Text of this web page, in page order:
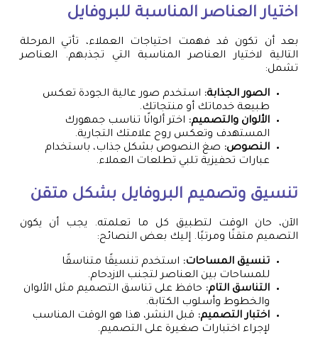
اختيار العناصر المناسبة للبروفايل
بعد أن تكون قد فهمت احتياجات العملاء، تأتي المرحلة
التالية لاختيار العناصر المناسبة التي تجذبهم. العناصر
تشمل:
الصور الجذابة: استخدم صور عالية الجودة تعكس
طبيعة خدماتك أو منتجاتك.
الألوان والتصميم: اختر ألوانًا تناسب جمهورك
المستهدف وتعكس روح علامتك التجارية.
النصوص: صغ النصوص بشكل جذاب، باستخدام
عبارات تحفيزية تلبي تطلعات العملاء.
تنسيق وتصميم البروفايل بشكل متقن
الآن، حان الوقت لتطبيق كل ما تعلمته. يجب أن يكون
التصميم متقنًا ومرتبًا. إليك بعض النصائح:
تنسيق المساحات: استخدم تنسيقًا متناسقًا
للمساحات بين العناصر لتجنب الازدحام.
التناسق التام: حافظ على تناسق التصميم مثل الألوان
والخطوط وأسلوب الكتابة.
اختبار التصميم: قبل النشر، هذا هو الوقت المناسب
لإجراء اختبارات صغيرة على التصميم.